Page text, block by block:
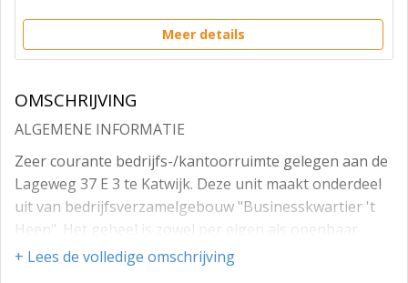
Meer details
OMSCHRIJVING
ALGEMENE INFORMATIE
Zeer courante bedrijfs-/kantoorruimte gelegen aan de
Lageweg 37 E 3 te Katwijk. Deze unit maakt onderdeel
uit van bedrijfsverzamelgebouw "Businesskwartier 't
Heen". Het geheel is zowel per eigen als openbaar
vervoer goed bereikbaar via de rijksweg A44 en de
+ Lees de volledige omschrijving